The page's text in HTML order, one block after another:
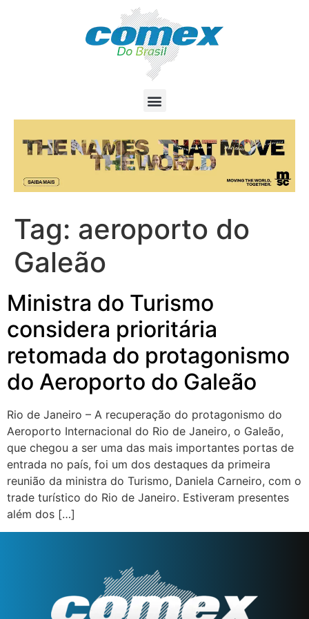
Tag: aeroporto do
Galeão
Ministra do Turismo
considera prioritária
retomada do protagonismo
do Aeroporto do Galeão
Rio de Janeiro – A recuperação do protagonismo do
Aeroporto Internacional do Rio de Janeiro, o Galeão,
que chegou a ser uma das mais importantes portas de
entrada no país, foi um dos destaques da primeira
reunião da ministra do Turismo, Daniela Carneiro, com o
trade turístico do Rio de Janeiro. Estiveram presentes
além dos […]